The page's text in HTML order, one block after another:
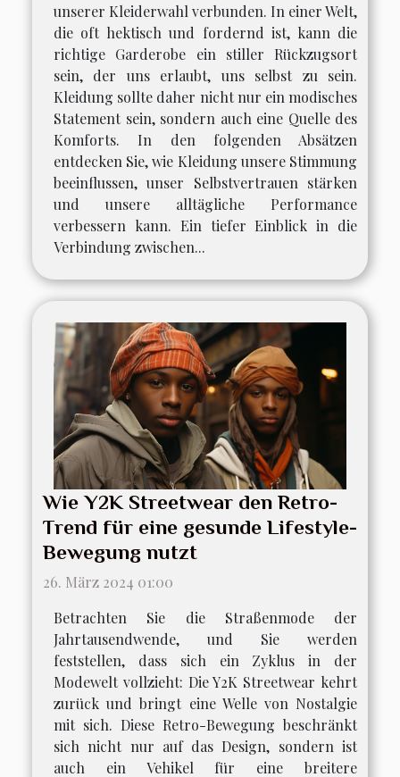
unserer Kleiderwahl verbunden. In einer Welt,
die oft hektisch und fordernd ist, kann die
richtige Garderobe ein stiller Rückzugsort
sein, der uns erlaubt, uns selbst zu sein.
Kleidung sollte daher nicht nur ein modisches
Statement sein, sondern auch eine Quelle des
Komforts. In den folgenden Absätzen
entdecken Sie, wie Kleidung unsere Stimmung
beeinflussen, unser Selbstvertrauen stärken
und unsere alltägliche Performance
verbessern kann. Ein tiefer Einblick in die
Verbindung zwischen...
Wie Y2K Streetwear den Retro-
Trend für eine gesunde Lifestyle-
Bewegung nutzt
26. März 2024 01:00
Betrachten Sie die Straßenmode der
Jahrtausendwende, und Sie werden
feststellen, dass sich ein Zyklus in der
Modewelt vollzieht: Die Y2K Streetwear kehrt
zurück und bringt eine Welle von Nostalgie
mit sich. Diese Retro-Bewegung beschränkt
sich nicht nur auf das Design, sondern ist
auch ein Vehikel für eine breitere